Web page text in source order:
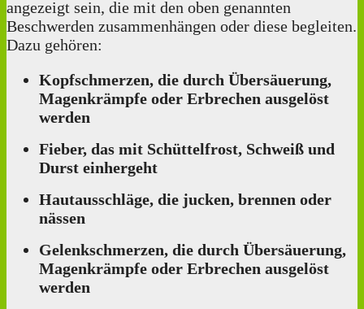
angezeigt sein, die mit den oben genannten
Beschwerden zusammenhängen oder diese begleiten.
Dazu gehören:
Kopfschmerzen, die durch Übersäuerung,
Magenkrämpfe oder Erbrechen ausgelöst
werden
Fieber, das mit Schüttelfrost, Schweiß und
Durst einhergeht
Hautausschläge, die jucken, brennen oder
nässen
Gelenkschmerzen, die durch Übersäuerung,
Magenkrämpfe oder Erbrechen ausgelöst
werden